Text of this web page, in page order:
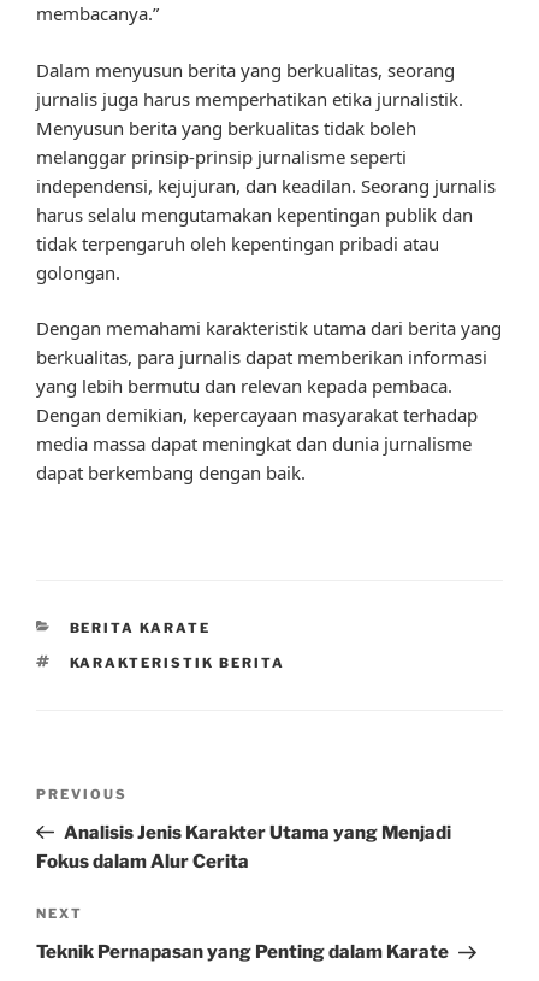
membacanya.”
Dalam menyusun berita yang berkualitas, seorang
jurnalis juga harus memperhatikan etika jurnalistik.
Menyusun berita yang berkualitas tidak boleh
melanggar prinsip-prinsip jurnalisme seperti
independensi, kejujuran, dan keadilan. Seorang jurnalis
harus selalu mengutamakan kepentingan publik dan
tidak terpengaruh oleh kepentingan pribadi atau
golongan.
Dengan memahami karakteristik utama dari berita yang
berkualitas, para jurnalis dapat memberikan informasi
yang lebih bermutu dan relevan kepada pembaca.
Dengan demikian, kepercayaan masyarakat terhadap
media massa dapat meningkat dan dunia jurnalisme
dapat berkembang dengan baik.
CATEGORIES
BERITA KARATE
TAGS
KARAKTERISTIK BERITA
Previous
Post
PREVIOUS
Analisis Jenis Karakter Utama yang Menjadi
Fokus dalam Alur Cerita
Next
Post
NEXT
Teknik Pernapasan yang Penting dalam Karate